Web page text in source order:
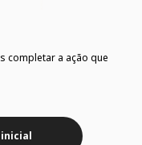
completar a ação que